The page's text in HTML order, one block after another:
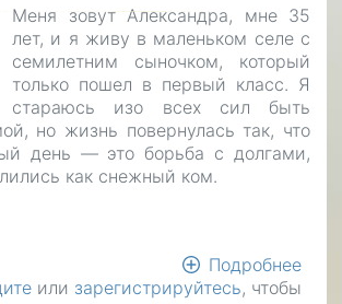
Меня зовут Александра, мне 35
лет, и я живу в маленьком селе с
семилетним сыночком, который
только пошел в первый класс. Я
стараюсь изо всех сил быть
но жизнь повернулась так, что
день — это борьба с долгами,
как снежный ком.
Подробнее
или зарегистрируйтесь, чтобы